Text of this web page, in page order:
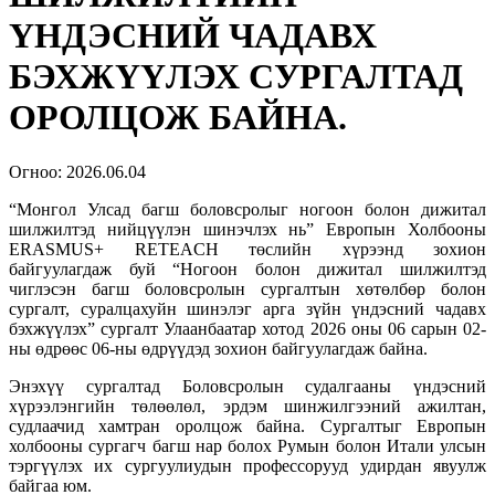
ҮНДЭСНИЙ ЧАДАВХ
БЭХЖҮҮЛЭХ СУРГАЛТАД
ОРОЛЦОЖ БАЙНА.
Огноо: 2026.06.04
“Монгол Улсад багш боловсролыг ногоон болон дижитал
шилжилтэд нийцүүлэн шинэчлэх нь” Европын Холбооны
ERASMUS+ RETEACH төслийн хүрээнд зохион
байгуулагдаж буй “Ногоон болон дижитал шилжилтэд
чиглэсэн багш боловсролын сургалтын хөтөлбөр болон
сургалт, суралцахуйн шинэлэг арга зүйн үндэсний чадавх
бэхжүүлэх” сургалт Улаанбаатар хотод 2026 оны 06 сарын 02-
ны өдрөөс 06-ны өдрүүдэд зохион байгуулагдаж байна.
Энэхүү сургалтад Боловсролын судалгааны үндэсний
хүрээлэнгийн төлөөлөл, эрдэм шинжилгээний ажилтан,
судлаачид хамтран оролцож байна. Сургалтыг Европын
холбооны сургагч багш нар болох Румын болон Итали улсын
тэргүүлэх их сургуулиудын профессорууд удирдан явуулж
байгаа юм.